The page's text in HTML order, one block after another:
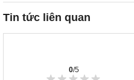
Tin tức liên quan
0/5